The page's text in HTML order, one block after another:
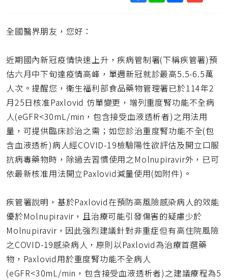
址
全國醫界朋友，您好：
近期國內新冠疫情快速上升，疾病管制署(下稱疾管署)預
估六月中下旬達疫情高峰，單週新冠就診最高5.5-6.5萬
人次。提醒您，衛生福利部食品藥物管理署已於114年2
月25日核准Paxlovid 仿單變更，增列重度腎功能不全病
人(eGFR<30mL/min，包含接受血液透析者)之用法用
量，可提供臨床診治之需；如您診治重度腎功能不全(包
含血液透析)病人經COVID-19檢驗陽性欲評估及開立口服
抗病毒藥物時，除過去習慣使用之Molnupiravir外，已可
依最新核准用法開立Paxlovid減量使用(如附件)。
疾管署說明，基於Paxlovid在預防高風險感染病人的效能
優於Molnupiravir，且治療可能引發傷害的疑慮少於
Molnupiravir，因此強烈建議針對非重症但有高住院風險
之COVID-19感染病人，原則以Paxlovid為治療首選藥
物，Paxlovid用於重度腎功能不全病人
(eGFR<30mL/min，包含接受血液透析者)之建議療程為5